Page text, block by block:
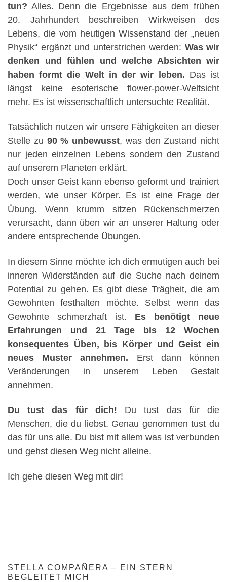
tun? Alles. Denn die Ergebnisse aus dem frühen
20. Jahrhundert beschreiben Wirkweisen des
Lebens, die vom heutigen Wissenstand der „neuen
Physik“ ergänzt und unterstrichen werden: Was wir
denken und fühlen und welche Absichten wir
haben formt die Welt in der wir leben. Das ist
längst keine esoterische flower-power-Weltsicht
mehr. Es ist wissenschaftlich untersuchte Realität.
Tatsächlich nutzen wir unsere Fähigkeiten an dieser
Stelle zu 90 % unbewusst, was den Zustand nicht
nur jeden einzelnen Lebens sondern den Zustand
auf unserem Planeten erklärt.
Doch unser Geist kann ebenso geformt und trainiert
werden, wie unser Körper. Es ist eine Frage der
Übung. Wenn krumm sitzen Rückenschmerzen
verursacht, dann üben wir an unserer Haltung oder
andere entsprechende Übungen.
In diesem Sinne möchte ich dich ermutigen auch bei
inneren Widerständen auf die Suche nach deinem
Potential zu gehen. Es gibt diese Trägheit, die am
Gewohnten festhalten möchte. Selbst wenn das
Gewohnte schmerzhaft ist. Es benötigt neue
Erfahrungen und 21 Tage bis 12 Wochen
konsequentes Üben, bis Körper und Geist ein
neues Muster annehmen. Erst dann können
Veränderungen in unserem Leben Gestalt
annehmen.
Du tust das für dich! Du tust das für die
Menschen, die du liebst. Genau genommen tust du
das für uns alle. Du bist mit allem was ist verbunden
und gehst diesen Weg nicht alleine.
Ich gehe diesen Weg mit dir!
STELLA COMPAÑERA – EIN STERN
BEGLEITET MICH